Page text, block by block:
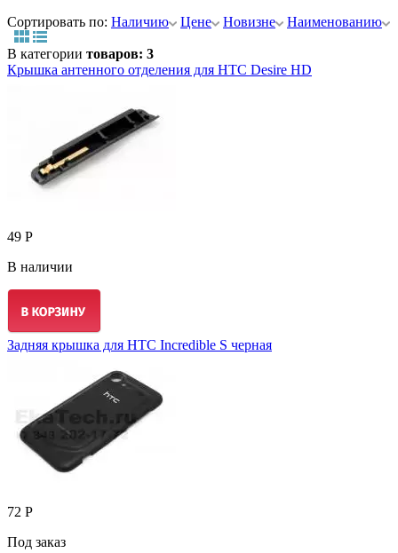
Сортировать по: Наличию Цене Новизне Наименованию
В категории товаров: 3
Крышка антенного отделения для HTC Desire HD
49 Р
В наличии
Задняя крышка для HTC Incredible S черная
72 Р
Под заказ